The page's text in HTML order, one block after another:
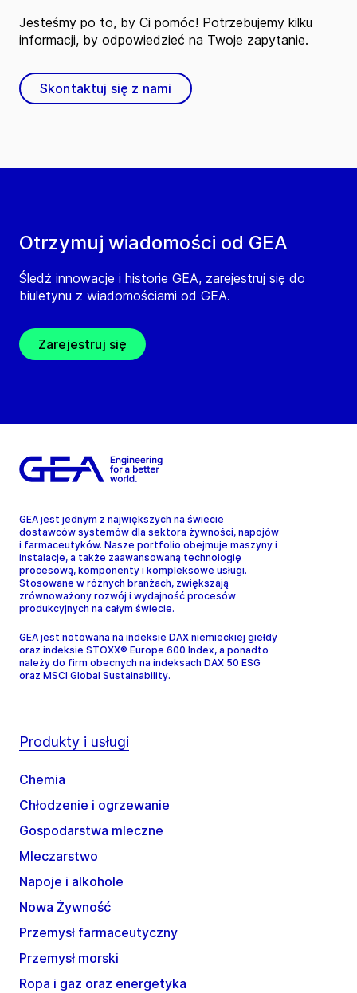
Otrzymuj wiadomości od GEA
Śledź innowacje i historie GEA, zarejestruj się do
biuletynu z wiadomościami od GEA.
Zarejestruj się
Jesteśmy po to, by Ci pomóc! Potrzebujemy kilku
informacji, by odpowiedzieć na Twoje zapytanie.
Skontaktuj się z nami
GEA jest jednym z największych na świecie
dostawców systemów dla sektora żywności, napojów
i farmaceutyków. Nasze portfolio obejmuje maszyny i
instalacje, a także zaawansowaną technologię
procesową, komponenty i kompleksowe usługi.
Stosowane w różnych branżach, zwiększają
zrównoważony rozwój i wydajność procesów
produkcyjnych na całym świecie.
GEA jest notowana na indeksie DAX niemieckiej giełdy
oraz indeksie STOXX® Europe 600 Index, a ponadto
należy do firm obecnych na indeksach DAX 50 ESG
oraz MSCI Global Sustainability.
Produkty i usługi
Chemia
Chłodzenie i ogrzewanie
Gospodarstwa mleczne
Mleczarstwo
Napoje i alkohole
Nowa Żywność
Przemysł farmaceutyczny
Przemysł morski
Ropa i gaz oraz energetyka